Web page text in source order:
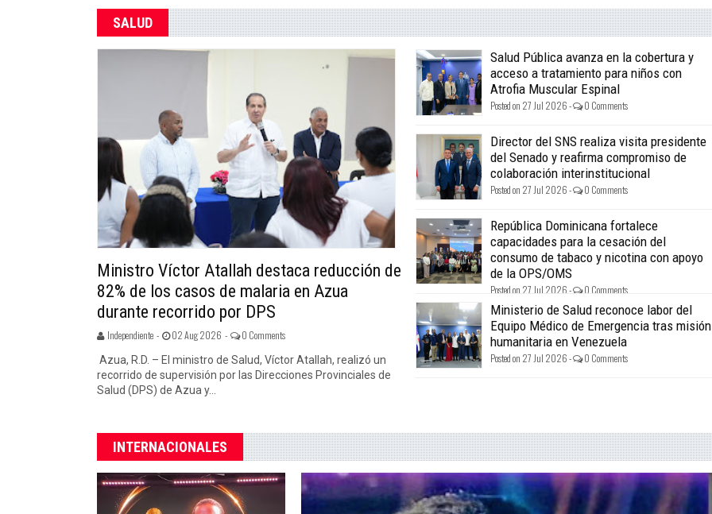
SALUD
Ministro Víctor Atallah destaca reducción de
82% de los casos de malaria en Azua
durante recorrido por DPS
Independiente - 02 Aug 2026 - 0 Comments
Azua, R.D. – El ministro de Salud, Víctor Atallah, realizó un
recorrido de supervisión por las Direcciones Provinciales de
Salud (DPS) de Azua y...
Salud Pública avanza en la cobertura y
acceso a tratamiento para niños con
Atrofia Muscular Espinal
Posted on 27 Jul 2026 - 0 Comments
Director del SNS realiza visita presidente
del Senado y reafirma compromiso de
colaboración interinstitucional
Posted on 27 Jul 2026 - 0 Comments
República Dominicana fortalece
capacidades para la cesación del
consumo de tabaco y nicotina con apoyo
de la OPS/OMS
Posted on 27 Jul 2026 - 0 Comments
Ministerio de Salud reconoce labor del
Equipo Médico de Emergencia tras misión
humanitaria en Venezuela
Posted on 27 Jul 2026 - 0 Comments
INTERNACIONALES